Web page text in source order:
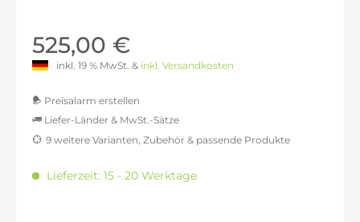
525,00 €
inkl. 19 % MwSt. & inkl. Versandkosten
Preisalarm erstellen
Liefer-Länder & MwSt.-Sätze
inkl. 16% MwSt.: 511,76 €
9 weitere Varianten, Zubehör & passende Produkte
Lieferzeit: 15 - 20 Werktage